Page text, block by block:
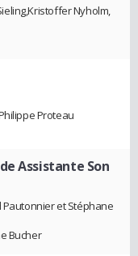
Nyholm,
Proteau
Assistante Son
et Stéphane
Bucher